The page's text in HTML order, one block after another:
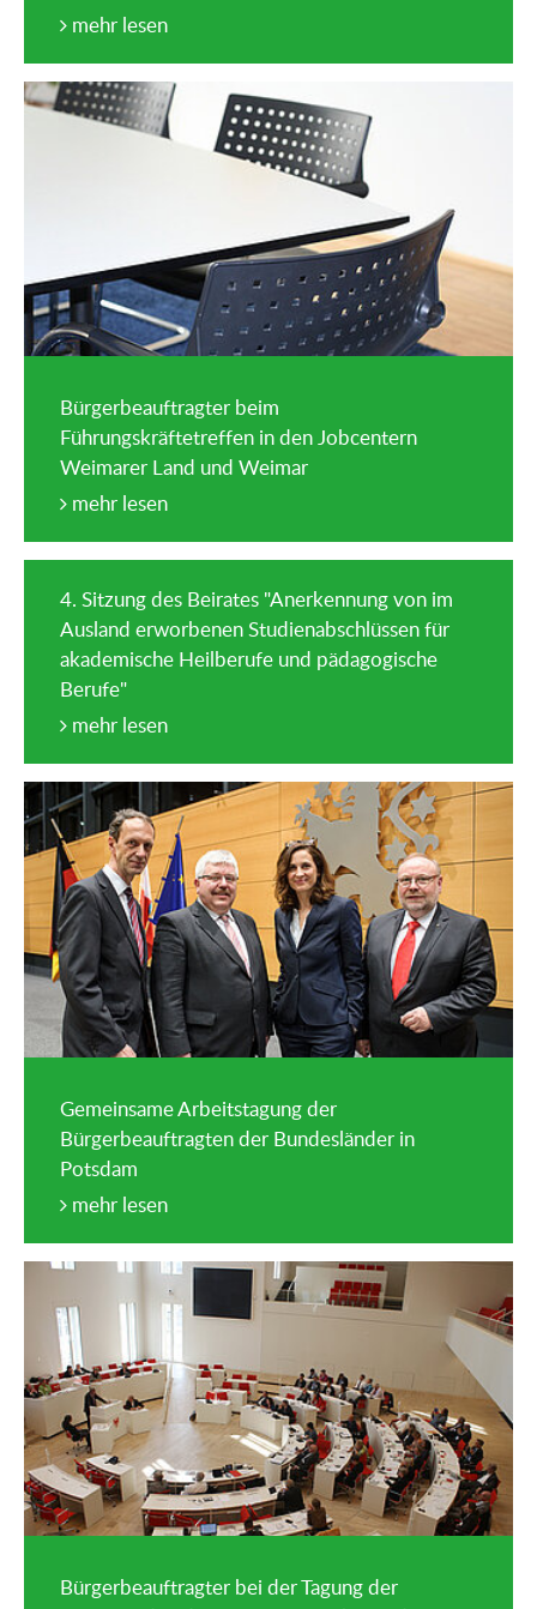
mehr lesen
Bürgerbeauftragter beim
Führungskräftetreffen in den Jobcentern
Weimarer Land und Weimar
mehr lesen
4. Sitzung des Beirates "Anerkennung von im
Ausland erworbenen Studienabschlüssen für
akademische Heilberufe und pädagogische
Berufe"
mehr lesen
Gemeinsame Arbeitstagung der
Bürgerbeauftragten der Bundesländer in
Potsdam
mehr lesen
Bürgerbeauftragter bei der Tagung der